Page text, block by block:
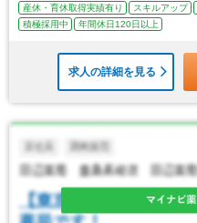
産休・育休取得実績有り
スキルアップ
積極採用中
年間休日120日以上
求人の詳細を見る